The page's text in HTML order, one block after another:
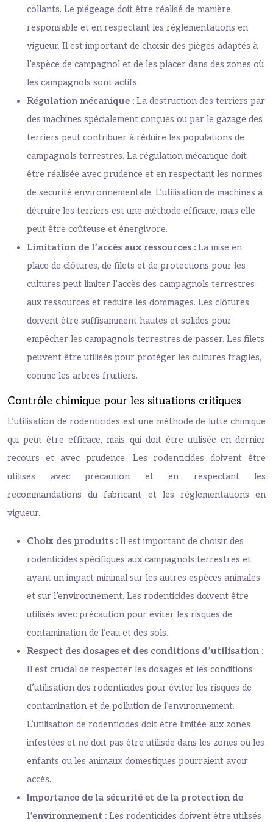
collants. Le piégeage doit être réalisé de manière
responsable et en respectant les réglementations en
vigueur. Il est important de choisir des pièges adaptés à
l’espèce de campagnol et de les placer dans des zones où
les campagnols sont actifs.
Régulation mécanique : La destruction des terriers par
des machines spécialement conçues ou par le gazage des
terriers peut contribuer à réduire les populations de
campagnols terrestres. La régulation mécanique doit
être réalisée avec prudence et en respectant les normes
de sécurité environnementale. L’utilisation de machines à
détruire les terriers est une méthode efficace, mais elle
peut être coûteuse et énergivore.
Limitation de l’accès aux ressources : La mise en
place de clôtures, de filets et de protections pour les
cultures peut limiter l’accès des campagnols terrestres
aux ressources et réduire les dommages. Les clôtures
doivent être suffisamment hautes et solides pour
empêcher les campagnols terrestres de passer. Les filets
peuvent être utilisés pour protéger les cultures fragiles,
comme les arbres fruitiers.
Contrôle chimique pour les situations critiques
L’utilisation de rodenticides est une méthode de lutte chimique
qui peut être efficace, mais qui doit être utilisée en dernier
recours et avec prudence. Les rodenticides doivent être
utilisés avec précaution et en respectant les
recommandations du fabricant et les réglementations en
vigueur.
Choix des produits : Il est important de choisir des
rodenticides spécifiques aux campagnols terrestres et
ayant un impact minimal sur les autres espèces animales
et sur l’environnement. Les rodenticides doivent être
utilisés avec précaution pour éviter les risques de
contamination de l’eau et des sols.
Respect des dosages et des conditions d’utilisation :
Il est crucial de respecter les dosages et les conditions
d’utilisation des rodenticides pour éviter les risques de
contamination et de pollution de l’environnement.
L’utilisation de rodenticides doit être limitée aux zones
infestées et ne doit pas être utilisée dans les zones où les
enfants ou les animaux domestiques pourraient avoir
accès.
Importance de la sécurité et de la protection de
l’environnement : Les rodenticides doivent être utilisés